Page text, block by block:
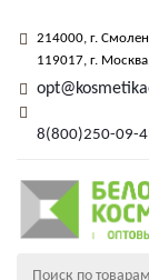
214000, г.
119017, г. Москва
8(800)250-09-